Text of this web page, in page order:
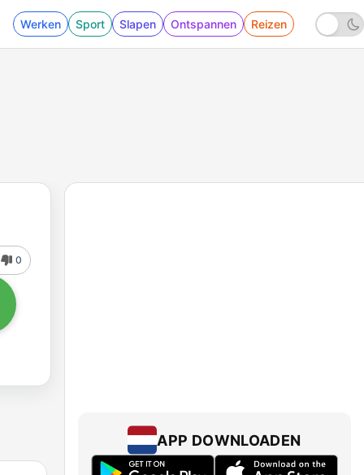
Werken Sport Slapen Ontspannen Reizen
0
APP DOWNLOADEN